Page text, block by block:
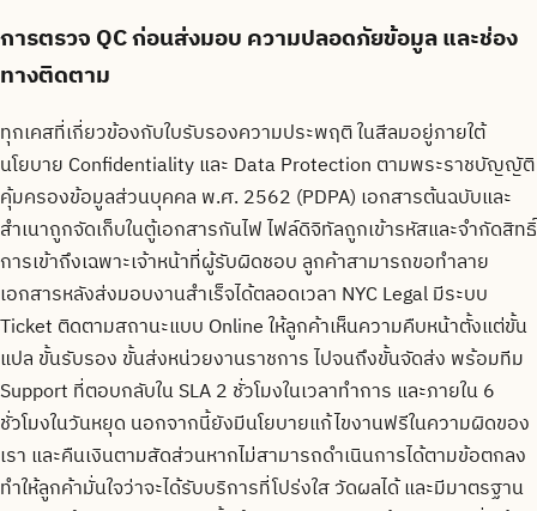
การตรวจ QC ก่อนส่งมอบ ความปลอดภัยข้อมูล และช่อง
ทางติดตาม
ทุกเคสที่เกี่ยวข้องกับใบรับรองความประพฤติ ในสีลมอยู่ภายใต้
นโยบาย Confidentiality และ Data Protection ตามพระราชบัญญัติ
คุ้มครองข้อมูลส่วนบุคคล พ.ศ. 2562 (PDPA) เอกสารต้นฉบับและ
สำเนาถูกจัดเก็บในตู้เอกสารกันไฟ ไฟล์ดิจิทัลถูกเข้ารหัสและจำกัดสิทธิ์
การเข้าถึงเฉพาะเจ้าหน้าที่ผู้รับผิดชอบ ลูกค้าสามารถขอทำลาย
เอกสารหลังส่งมอบงานสำเร็จได้ตลอดเวลา NYC Legal มีระบบ
Ticket ติดตามสถานะแบบ Online ให้ลูกค้าเห็นความคืบหน้าตั้งแต่ขั้น
แปล ขั้นรับรอง ขั้นส่งหน่วยงานราชการ ไปจนถึงขั้นจัดส่ง พร้อมทีม
Support ที่ตอบกลับใน SLA 2 ชั่วโมงในเวลาทำการ และภายใน 6
ชั่วโมงในวันหยุด นอกจากนี้ยังมีนโยบายแก้ไขงานฟรีในความผิดของ
เรา และคืนเงินตามสัดส่วนหากไม่สามารถดำเนินการได้ตามข้อตกลง
ทำให้ลูกค้ามั่นใจว่าจะได้รับบริการที่โปร่งใส วัดผลได้ และมีมาตรฐาน